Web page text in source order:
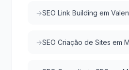
SEO Link Building em
SEO Criação de Sites em